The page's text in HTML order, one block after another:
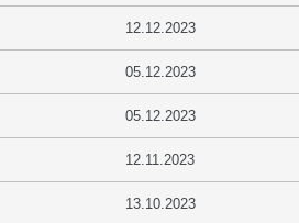
12.12.2023
05.12.2023
05.12.2023
12.11.2023
13.10.2023